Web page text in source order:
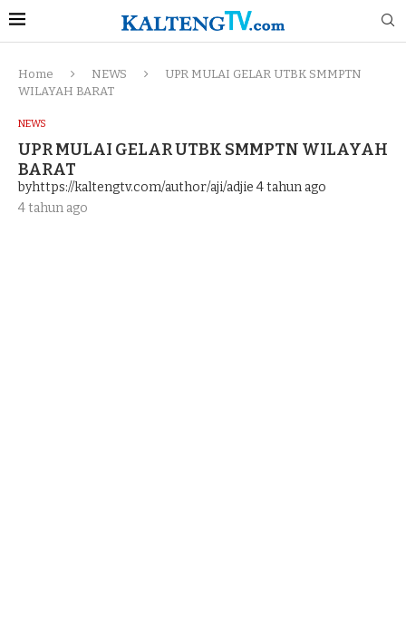
Home NEWS
UPR MULAI GELAR UTBK SMMPTN
WILAYAH BARAT
NEWS
UPR MULAI GELAR UTBK SMMPTN WILAYAH
BARAT
byhttps://kaltengtv.com/author/aji/adjie 4 tahun ago
4 tahun ago